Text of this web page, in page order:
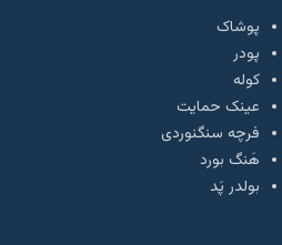
پوشاک
پودر
کوله
عینک حمایت
فرچه سنگنوردی
هَنگ بورد
بولدر پَد